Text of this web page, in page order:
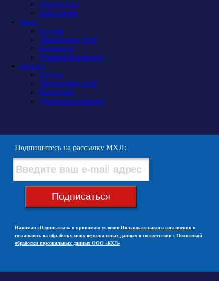
Атрибутика
Фан-сектор
Рыси
Состав
Тренерский штаб
Календарь
Турнирная таблица
Бирюса
Состав
Тренерский штаб
Календарь
Турнирная таблица
Подпишитесь на рассылку МХЛ:
Подписаться
Нажимая «Подписаться» я принимаю условия Пользовательского соглашения и
соглашаюсь на обработку моих персональных данных в соответствии с Политикой
обработки персональных данных ООО «КХЛ»